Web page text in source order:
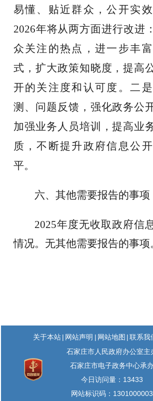
易懂、贴近群众，公开实效
2026年将从两方面进行改进
众关注的热点，进一步丰
式，扩大政策知晓度 ，提高
开的关注度和认可度。二
测、问题反馈，强化政务公
加强业务人员培训，提高业
质 ，不断提升政府信息公
平。
六、其他需要报告的事项
2025年度无收取政府信
情况。 无其他需要报告的事项
关于本站 | 网站声明 | 网站地图 | 联系我
石家庄市人民政府办公室主
石家庄市电子政务中心承
今日访问量： 13433
网站标识码：1301000003